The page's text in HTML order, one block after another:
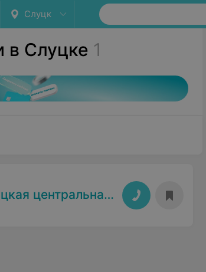
Слуцк
в Слуцке 1
районная больница"